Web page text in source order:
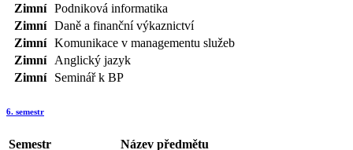
Zimní
Podniková informatika
Zimní
Daně a finanční výkaznictví
Zimní
Komunikace v managementu služeb
Zimní
Anglický jazyk
Zimní
Seminář k BP
6. semestr
Semestr
Název předmětu